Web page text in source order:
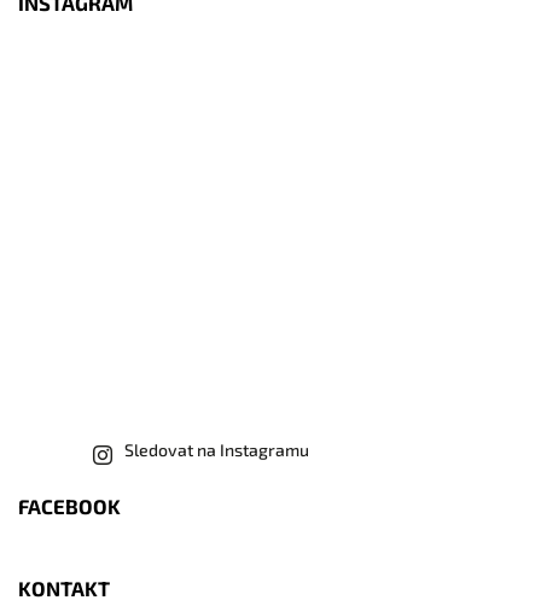
Sledovat na Instagramu
FACEBOOK
KONTAKT